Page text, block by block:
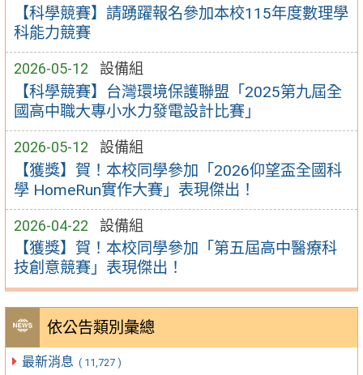
【科學競賽】請踴躍報名參加本校115年度數理學
科能力競賽
2026-05-12 設備組
【科學競賽】台灣環境保護聯盟「2025第九屆全
國高中職大專小水力發電設計比賽」
2026-05-12 設備組
【獲獎】賀！本校同學參加「2026仰望盃全國科
學 HomeRun實作大賽」表現傑出！
2026-04-22 設備組
【獲獎】賀！本校同學參加「第五屆高中醫療科
技創意競賽」表現傑出！
依公告類別彙總
最新消息 ( 11,727 )